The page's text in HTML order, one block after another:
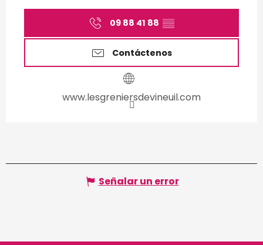
09 88 41 88 ▒▒
Contáctenos
www.lesgreniersdevineuil.com
Señalar un error